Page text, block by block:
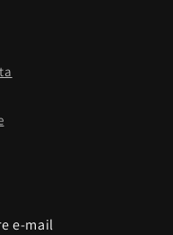
e-mail